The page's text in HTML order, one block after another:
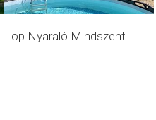
Top Nyaraló Mindszent